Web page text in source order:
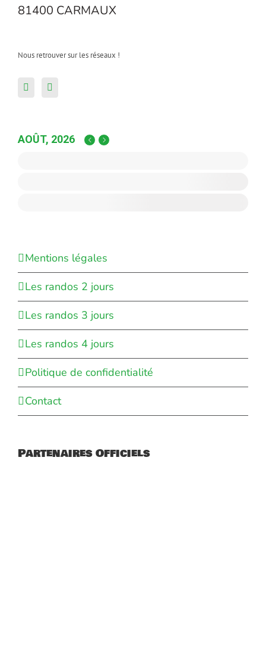
81400 CARMAUX
Nous retrouver sur les réseaux !
AOÛT, 2026
Mentions légales
Les randos 2 jours
Les randos 3 jours
Les randos 4 jours
Politique de confidentialité
Contact
Partenaires Officiels